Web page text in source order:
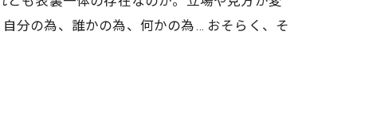
分の為、誰かの為、何かの為… おそらく、そ